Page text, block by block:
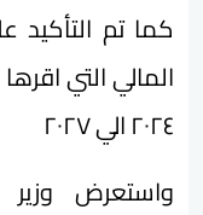
كما تم التأكيد
المالي التي
٢٠٢٤ الي ٢٠٢٧
واستعرض وزير